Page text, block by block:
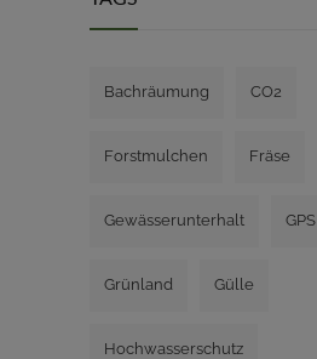
Bachräumung CO2
Forstmulchen Fräse
Gewässerunterhalt GPS
Grünland Gülle
Hochwasserschutz